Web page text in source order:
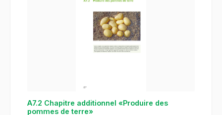
A7.2 Chapitre additionnel «Produire des
pommes de terre»